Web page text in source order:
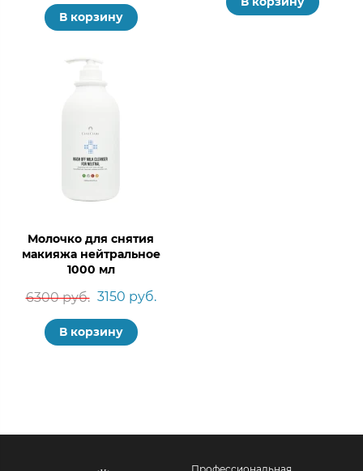
В корзину
Молочко для снятия
макияжа нейтральное
1000 мл
6300 руб. 3150 руб.
В корзину